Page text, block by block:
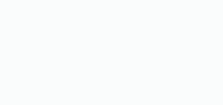
l’SGSI secondo la norma ISO 27001.
varie norme e regolamenti per i tuoi clienti.